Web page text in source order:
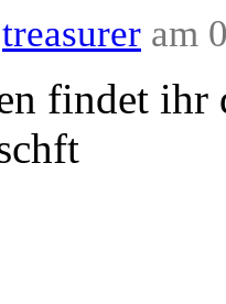
treasurer am
findet ihr